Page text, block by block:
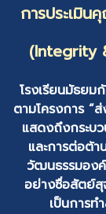
การประเมิน
(Integrity
โรงเรียนมัธยม
ตามโครงการ “
แสดงถึงกระบ
และการต่อต้า
วัฒนธรรมอง
อย่างซื่อสัตย์สุ
เป็นการท